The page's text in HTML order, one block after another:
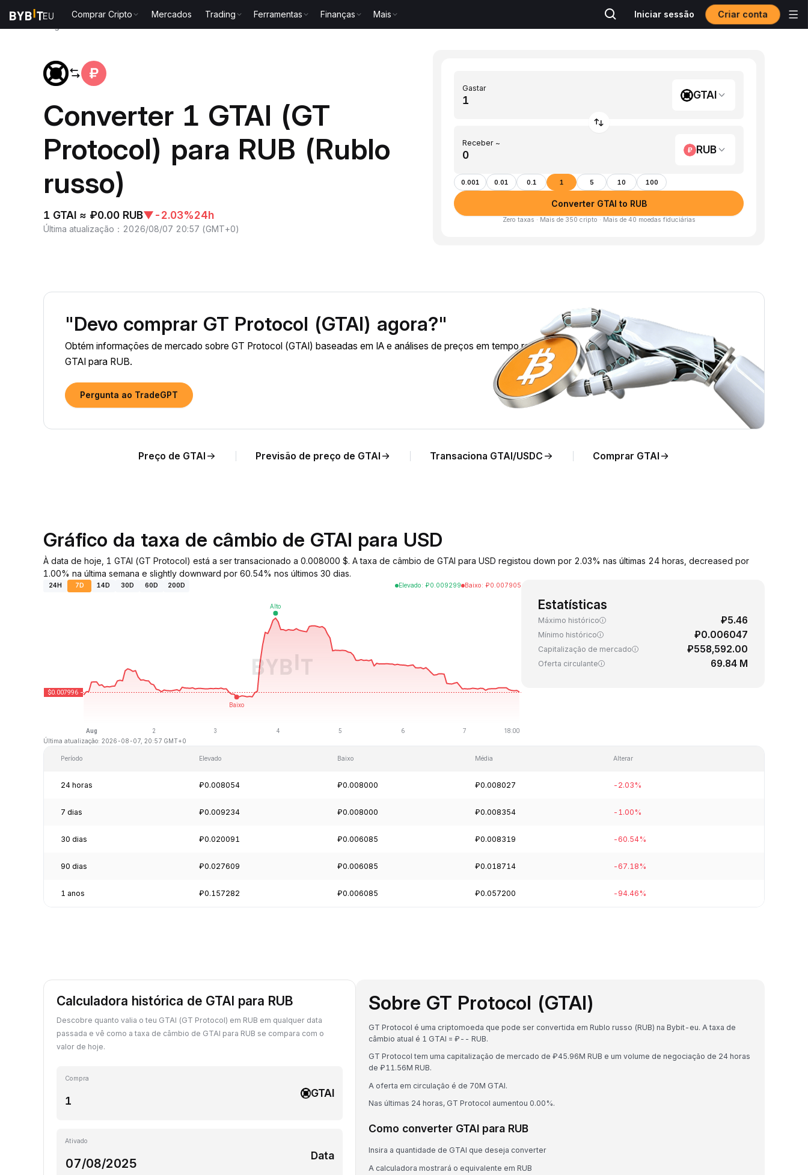
Comprar Cripto Mercados Trading Ferramentas Finanças Mais Iniciar sessão Criar conta
Converter 1 GTAI (GT
Protocol) para RUB (Rublo
russo)
1 GTAI ≈ ₽0.00 RUB▼-2.03%24h
Última atualização ： 2026/08/07 20:57 (GMT+0)
Gastar
GTAI
Receber ~
RUB
0.001 0.01 0.1 1 5 10 100
Converter GTAI to RUB
Zero taxas · Mais de 350 cripto · Mais de 40 moedas fiduciárias
"Devo comprar GT Protocol (GTAI) agora?"
Obtém informações de mercado sobre GT Protocol (GTAI) baseadas em IA e análises de preços em tempo real de
GTAI para RUB.
Pergunta ao TradeGPT
Preço de GTAI Previsão de preço de GTAI Transaciona GTAI/USDC Comprar GTAI
Gráfico da taxa de câmbio de GTAI para USD
À data de hoje, 1 GTAI (GT Protocol) está a ser transacionado a 0.008000 $. A taxa de câmbio de GTAI para USD registou down por 2.03% nas últimas 24 horas, decreased por
1.00% na última semana e slightly downward por 60.54% nos últimos 30 dias.
24H 7D 14D 30D 60D 200D Elevado: ₽0.009299 Baixo: ₽0.007905
Última atualização: 2026-08-07, 20:57 GMT+0
Estatísticas
Máximo histórico ₽5.46
Mínimo histórico ₽0.006047
Capitalização de mercado ₽558,592.00
Oferta circulante 69.84 M
Período Elevado Baixo Média Alterar
24 horas ₽0.008054 ₽0.008000 ₽0.008027 -2.03%
7 dias ₽0.009234 ₽0.008000 ₽0.008354 -1.00%
30 dias ₽0.020091 ₽0.006085 ₽0.008319 -60.54%
90 dias ₽0.027609 ₽0.006085 ₽0.018714 -67.18%
1 anos ₽0.157282 ₽0.006085 ₽0.057200 -94.46%
Calculadora histórica de GTAI para RUB
Descobre quanto valia o teu GTAI (GT Protocol) em RUB em qualquer data
passada e vê como a taxa de câmbio de GTAI para RUB se compara com o
valor de hoje.
Compra
GTAI
Ativado
Data
Sobre GT Protocol (GTAI)
GT Protocol é uma criptomoeda que pode ser convertida em Rublo russo (RUB) na Bybit-eu. A taxa de
câmbio atual é 1 GTAI = ₽-- RUB.
GT Protocol tem uma capitalização de mercado de ₽45.96M RUB e um volume de negociação de 24 horas
de ₽11.56M RUB.
A oferta em circulação é de 70M GTAI.
Nas últimas 24 horas, GT Protocol aumentou 0.00%.
Como converter GTAI para RUB
Insira a quantidade de GTAI que deseja converter
A calculadora mostrará o equivalente em RUB